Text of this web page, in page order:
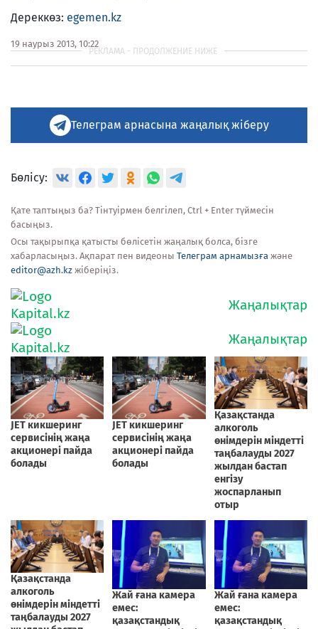
Дереккөз: egemen.kz
19 наурыз 2013, 10:22
Телеграм арнасына жаңалық жіберу
Бөлісу:
Қате таптыңыз ба? Тінтуірмен белгілеп, Ctrl + Enter түймесін
басыңыз.
Осы тақырыпқа қатысты бөлісетін жаңалық болса, бізге
хабарласыңыз. Ақпарат пен видеоны Телеграм арнамызға және
editor@azh.kz жіберіңіз.